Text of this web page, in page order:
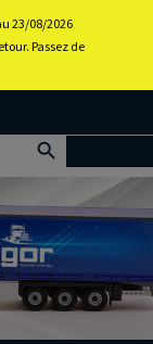
Retour
23/08/2026
Passez de